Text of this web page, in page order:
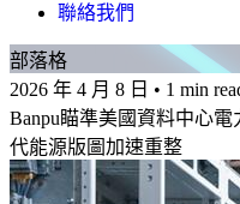
聯絡我們
部落格
2026 年 4 月 8 日 • 1 min
Banpu瞄準美國資料中心
代能源版圖加速重整